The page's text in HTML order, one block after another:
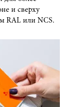
и сверху
RAL или NCS.